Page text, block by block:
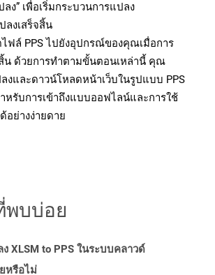
ง” เพื่อเริ่มกระบวนการแปลง
ลงเสร็จสิ้น
ฟล์ PPS ไปยังอุปกรณ์ของคุณเมื่อการ
น ด้วยการทำตามขั้นตอนเหล่านี้ คุณ
งและดาวน์โหลดหน้าเว็บในรูปแบบ PPS
หรับการเข้าถึงแบบออฟไลน์และการใช้
อย่างง่ายดาย
พบบ่อย
XLSM to PPS ในระบบคลาวด์
หรือไม่